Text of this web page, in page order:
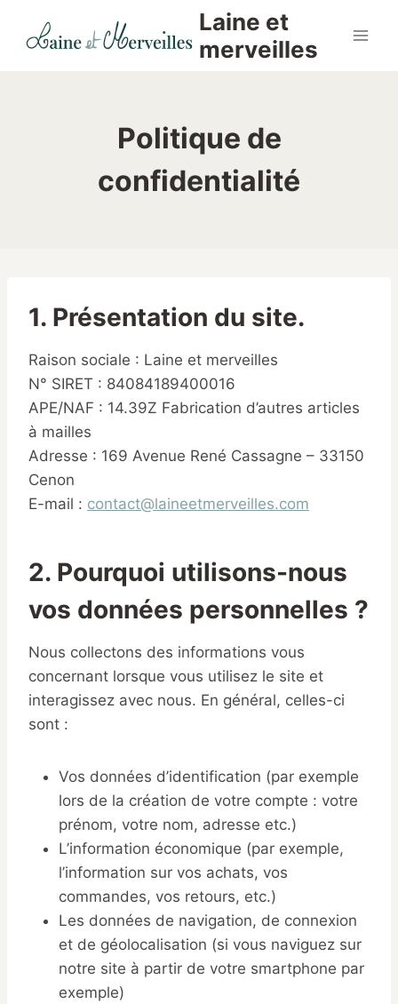
Laine et
merveilles
Politique de
confidentialité
1. Présentation du site.
Raison sociale : Laine et merveilles
N° SIRET : 84084189400016
APE/NAF : 14.39Z Fabrication d’autres articles
à mailles
Adresse : 169 Avenue René Cassagne – 33150
Cenon
E-mail : contact@laineetmerveilles.com
2. Pourquoi utilisons-nous
vos données personnelles ?
Nous collectons des informations vous
concernant lorsque vous utilisez le site et
interagissez avec nous. En général, celles-ci
sont :
Vos données d’identification (par exemple
lors de la création de votre compte : votre
prénom, votre nom, adresse etc.)
L’information économique (par exemple,
l’information sur vos achats, vos
commandes, vos retours, etc.)
Les données de navigation, de connexion
et de géolocalisation (si vous naviguez sur
notre site à partir de votre smartphone par
exemple)